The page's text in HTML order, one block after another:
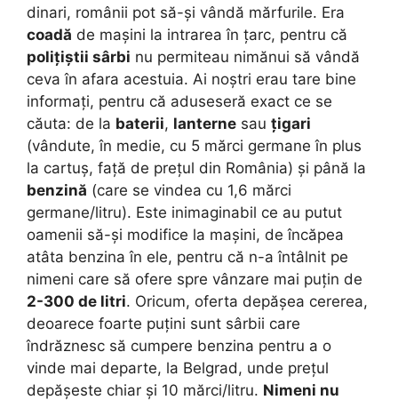
dinari, românii pot să-și vândă mărfurile. Era
coadă de mașini la intrarea în țarc, pentru că
polițiștii sârbi nu permiteau nimănui să vândă
ceva în afara acestuia. Ai noștri erau tare bine
informați, pentru că aduseseră exact ce se
căuta: de la baterii, lanterne sau țigari
(vândute, în medie, cu 5 mărci germane în plus
la cartuș, față de prețul din România) și până la
benzină (care se vindea cu 1,6 mărci
germane/litru). Este inimaginabil ce au putut
oamenii să-și modifice la mașini, de încăpea
atâta benzina în ele, pentru că n-a întâlnit pe
nimeni care să ofere spre vânzare mai puțin de
2-300 de litri. Oricum, oferta depășea cererea,
deoarece foarte puțini sunt sârbii care
îndrăznesc să cumpere benzina pentru a o
vinde mai departe, la Belgrad, unde prețul
depășeste chiar și 10 mărci/litru. Nimeni nu